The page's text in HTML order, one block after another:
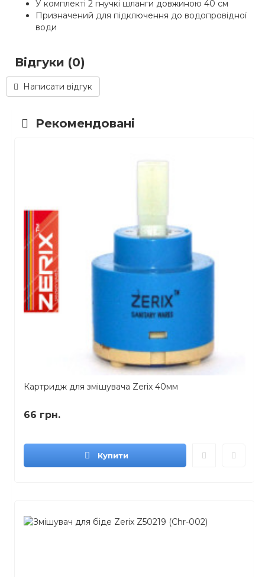
У комплекті 2 гнучкі шланги довжиною 40 см
Призначений для підключення до водопровідної
води
Відгуки (0)
Написати відгук
Рекомендовані
Картридж для змішувача Zerix 40мм
66 грн.
Купити